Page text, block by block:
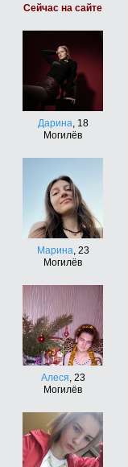
Сейчас на сайте
Дарина, 18
Могилёв
Марина, 23
Могилёв
Алеся, 23
Могилёв